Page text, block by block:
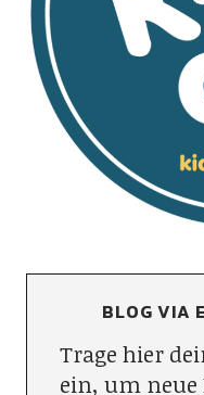
BLOG VIA
Trage hier
ein, um neue